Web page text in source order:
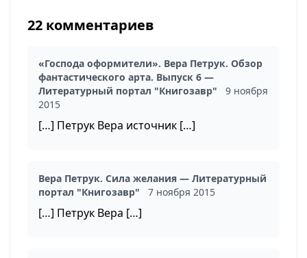
22 комментариев
«Господа оформители». Вера Петрук. Обзор
фантастического арта. Выпуск 6 —
Литературный портал "Книгозавр"
9 ноября
2015
[…] Петрук Вера источник […]
Вера Петрук. Сила желания — Литературный
портал "Книгозавр"
7 ноября 2015
[…] Петрук Вера […]